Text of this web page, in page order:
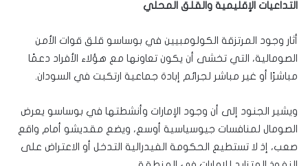
التداعيات الإقليمية والقلق المحلي
أثار وجود المرتزقة الكولومبيين في بوساسو قلق قوات الأمن
الصومالية، التي تخشى أن يكون تعاونها مع هؤلاء الأفراد دعمًا
مباشرًا أو غير مباشر لجرائم إبادة جماعية ارتكبت في السودان.
ويشير الجنود إلى أن وجود الإمارات وأنشطتها في بوساسو يعرض
الصومال لمنافسات جيوسياسية أوسع، ويضع مقديشو أمام واقع
صعب، إذ لا تستطيع الحكومة الفيدرالية التدخل أو الاعتراض على